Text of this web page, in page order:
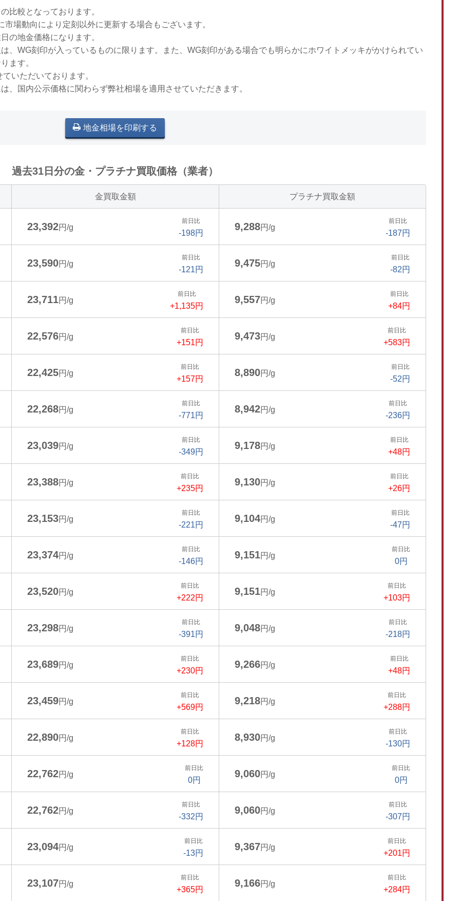
比較となっております。
場動向により定刻以外に更新する場合もございます。
の地金価格になります。
、WG刻印が入っているものに限ります。また、WG刻印がある場合でも明らかにホワイトメッキがかけられてい
ます。
いただいております。
、国内公示価格に関わらず弊社相場を適用させていただきます。
地金相場を印刷する
過去31日分の金・プラチナ買取価格（業者）
金買取金額 プラチナ買取金額
23,392円/g
前日比
-198円
9,288円/g
前日比
-187円
23,590円/g
前日比
-121円
9,475円/g
前日比
-82円
23,711円/g
前日比
+1,135円
9,557円/g
前日比
+84円
22,576円/g
前日比
+151円
9,473円/g
前日比
+583円
22,425円/g
前日比
+157円
8,890円/g
前日比
-52円
22,268円/g
前日比
-771円
8,942円/g
前日比
-236円
23,039円/g
前日比
-349円
9,178円/g
前日比
+48円
23,388円/g
前日比
+235円
9,130円/g
前日比
+26円
23,153円/g
前日比
-221円
9,104円/g
前日比
-47円
23,374円/g
前日比
-146円
9,151円/g
前日比
0円
23,520円/g
前日比
+222円
9,151円/g
前日比
+103円
23,298円/g
前日比
-391円
9,048円/g
前日比
-218円
23,689円/g
前日比
+230円
9,266円/g
前日比
+48円
23,459円/g
前日比
+569円
9,218円/g
前日比
+288円
22,890円/g
前日比
+128円
8,930円/g
前日比
-130円
22,762円/g
前日比
0円
9,060円/g
前日比
0円
22,762円/g
前日比
-332円
9,060円/g
前日比
-307円
23,094円/g
前日比
-13円
9,367円/g
前日比
+201円
23,107円/g
前日比
+365円
9,166円/g
前日比
+284円